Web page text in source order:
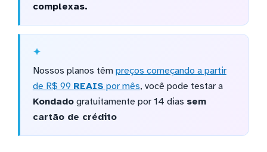
complexas.
Nossos planos têm preços começando a partir
de R$ 99 REAIS por mês, você pode testar a
Kondadogratuitamente por 14 dias sem
cartão de crédito